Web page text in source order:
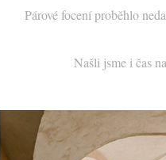
Párové focení proběhlo
Našli jsme i čas